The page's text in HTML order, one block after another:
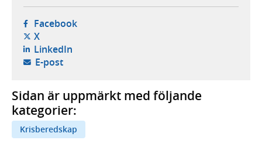
Facebook- öppnas i ny flik, extern webbplats,
X- öppnas i ny flik, extern webbplats,
LinkedIn- öppnas i ny flik, extern webbplats,
E-post- öppnar din e-postklient,
Sidan är uppmärkt med följande
kategorier:
Krisberedskap